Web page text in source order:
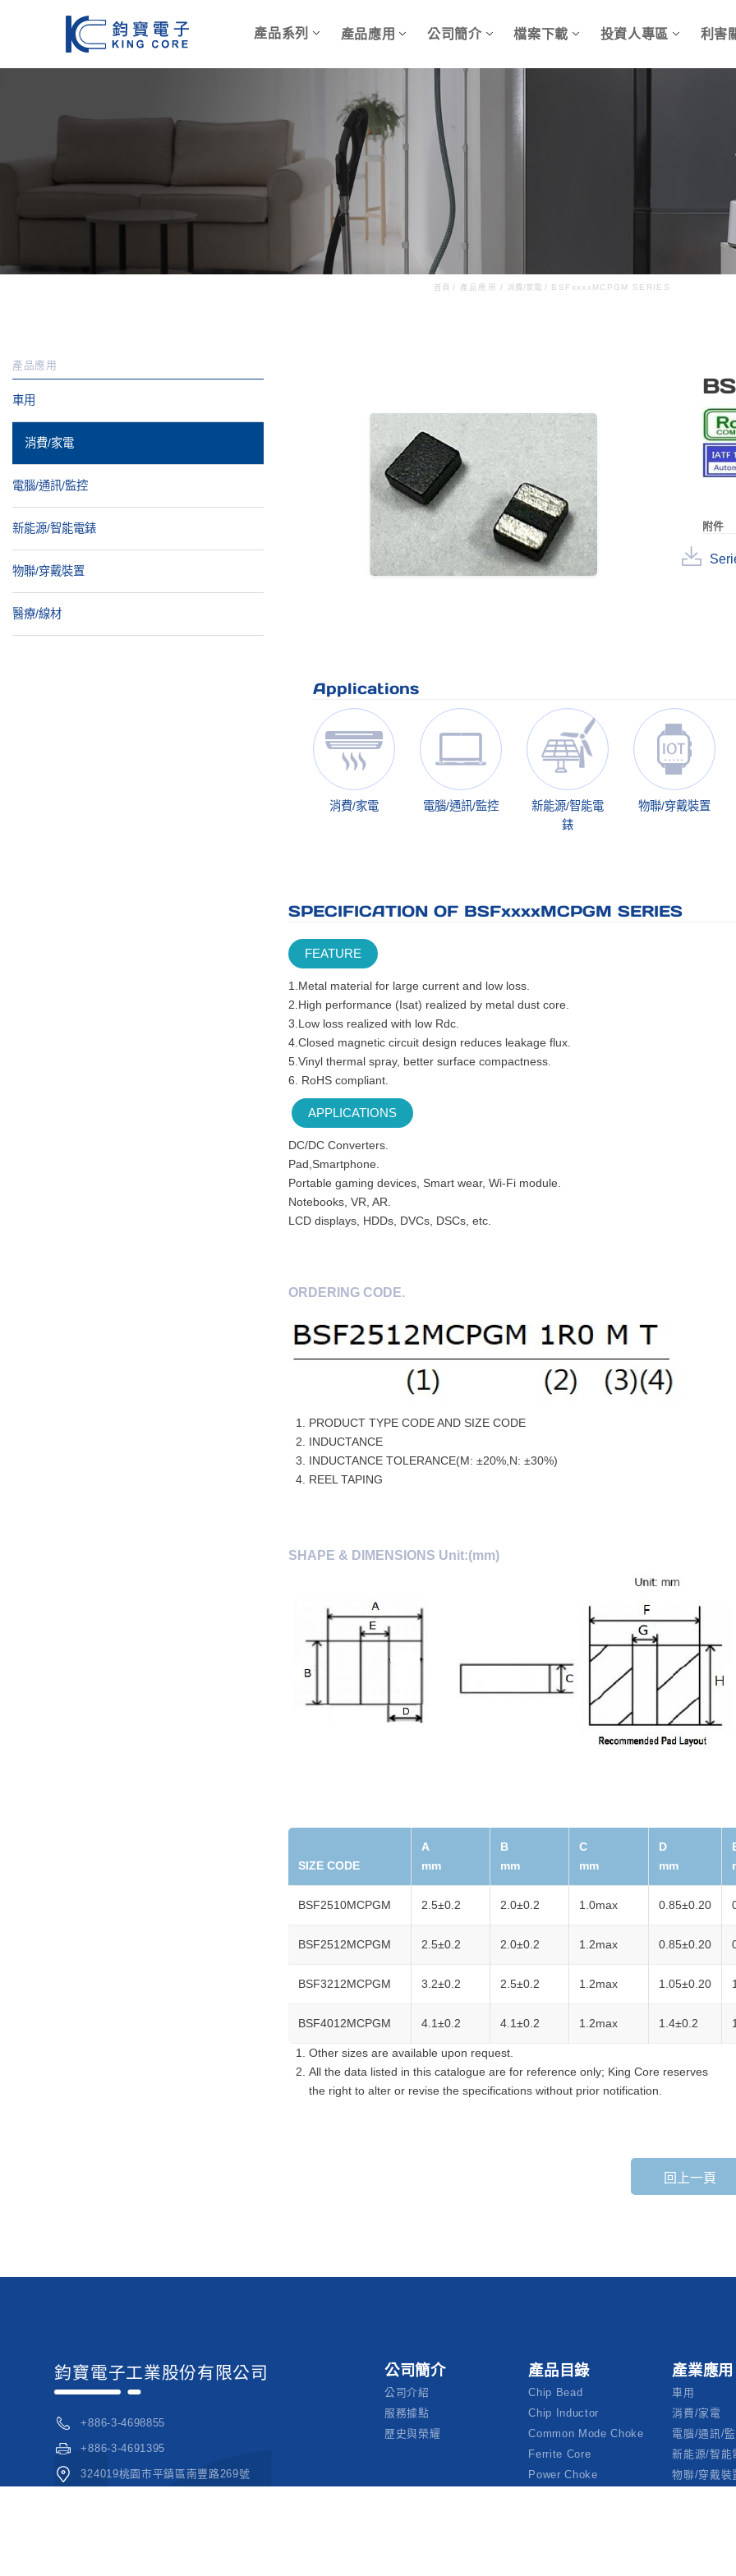
產品系列 產品應用 公司簡介 檔案下載 投資人專區 利害
首頁 / 產品應用/ 消費/家電 / BSFxxxxMCPGM SERIES
產品應用
車用
消費/家電
電腦/通訊/監控
新能源/智能電錶
物聯/穿戴裝置
醫療/線材
附件
Applications
消費/家電 電腦/通訊/監控
新能源/智能電
錶
物聯/穿戴裝置
SPECIFICATION OF BSFxxxxMCPGM SERIES
FEATURE
1.Metal material for large current and low loss.
2.High performance (Isat) realized by metal dust core.
3.Low loss realized with low Rdc.
4.Closed magnetic circuit design reduces leakage flux.
5.Vinyl thermal spray, better surface compactness.
6. RoHS compliant.
APPLICATIONS
DC/DC Converters.
Pad,Smartphone.
Portable gaming devices, Smart wear, Wi-Fi module.
Notebooks, VR, AR.
LCD displays, HDDs, DVCs, DSCs, etc.
ORDERING CODE.
PRODUCT TYPE CODE AND SIZE CODE
INDUCTANCE
INDUCTANCE TOLERANCE(M: ±20%,N: ±30%)
REEL TAPING
SHAPE & DIMENSIONS Unit:(mm)
SIZE CODE
A
mm
B
mm
C
mm
D
mm
BSF2510MCPGM 2.5±0.2 2.0±0.2 1.0max 0.85±0.20
BSF2512MCPGM 2.5±0.2 2.0±0.2 1.2max 0.85±0.20
BSF3212MCPGM 3.2±0.2 2.5±0.2 1.2max 1.05±0.20
BSF4012MCPGM 4.1±0.2 4.1±0.2 1.2max 1.4±0.2
Other sizes are available upon request.
All the data listed in this catalogue are for reference only; King Core reserves
the right to alter or revise the specifications without prior notification.
回上一頁
鈞寶電子工業股份有限公司
+886-3-4698855
+886-3-4691395
324019桃園市平鎮區南豐路269號
公司簡介
公司介紹
服務據點
歷史與榮耀
產品目錄
Chip Bead
Chip Inductor
Common Mode Choke
Ferrite Core
Power Choke
產業應用
車用
消費/家電
電腦/通訊/
新能源/智能
物聯/穿戴裝